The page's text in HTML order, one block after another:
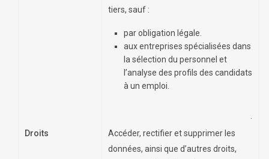
tiers, sauf :
par obligation légale.
aux entreprises spécialisées dans
la sélection du personnel et
l’analyse des profils des candidats
à un emploi.
Droits
Accéder, rectifier et supprimer les
données, ainsi que d’autres droits,